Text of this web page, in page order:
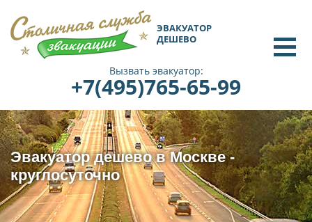
ЭВАКУАТОР
ДЕШЕВО
Вызвать эвакуатор:
+7(495)765-65-99
Эвакуатор дешево в Москве -
круглосуточно